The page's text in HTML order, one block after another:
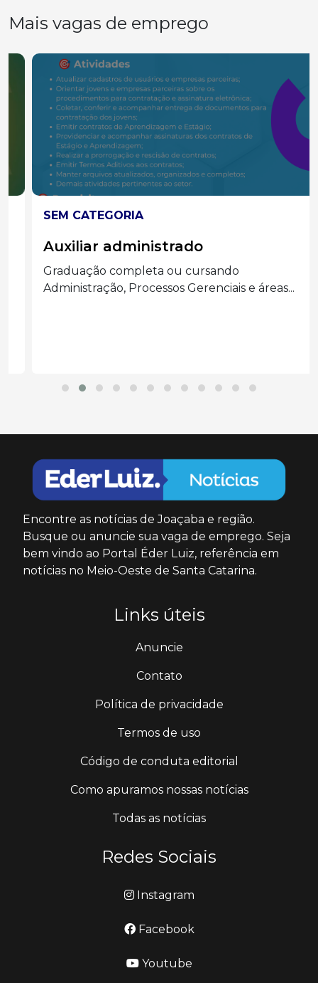
Mais vagas de emprego
SEM CATEGORIA
Auxiliar administrado
Graduação completa ou cursando
Administração, Processos Gerenciais e áreas...
Encontre as notícias de Joaçaba e região.
Busque ou anuncie sua vaga de emprego. Seja
bem vindo ao Portal Éder Luiz, referência em
notícias no Meio-Oeste de Santa Catarina.
Links úteis
Anuncie
Contato
Política de privacidade
Termos de uso
Código de conduta editorial
Como apuramos nossas notícias
Todas as notícias
Redes Sociais
Instagram
Facebook
Youtube